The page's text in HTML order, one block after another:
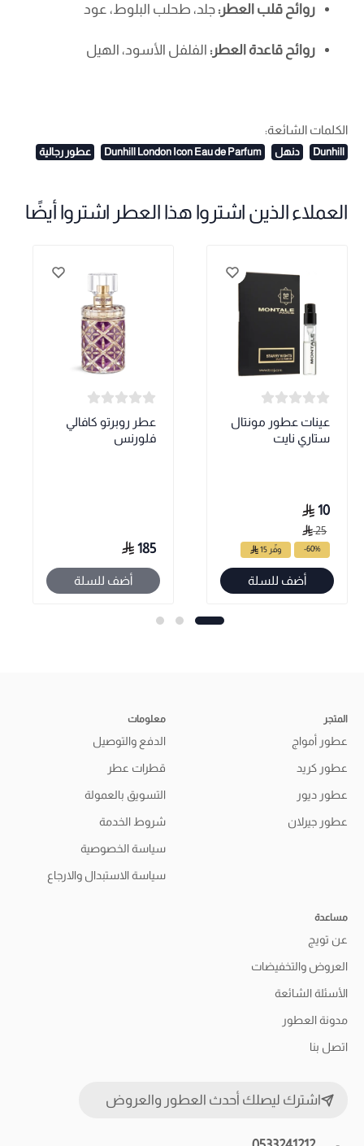
روائح قلب العطر: جلد، طحلب البلوط، عود
روائح قاعدة العطر: الفلفل الأسود، الهيل
الكلمات الشائعة:
Dunhill دنهل Dunhill London Icon Eau de Parfum عطور رجالية
العملاء الذين اشتروا هذا العطر اشتروا أيضًا
عينات عطور مونتال
ستاري نايت
10
25
-60% وفّر 15
أضف للسلة
عطر روبرتو كافالي
فلورنس
185
أضف للسلة
المتجر
عطور أمواج
عطور كريد
عطور ديور
عطور جيرلان
معلومات
الدفع والتوصيل
قطرات عطر
التسويق بالعمولة
شروط الخدمة
سياسة الخصوصية
سياسة الاستبدال والارجاع
مساعدة
عن تويج
العروض والتخفيضات
الأسئلة الشائعة
مدونة العطور
اتصل بنا
اشترك ليصلك أحدث العطور والعروض